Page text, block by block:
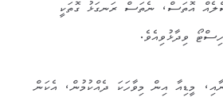
އޮތަސް، ނެތަސް ރަނގަޅު ގޮތަކީ
ވިދާޅުވިއެވެ.
މީޑިއާ އިން މިވާހަކަ ދެއްކުމުން، އެކަން